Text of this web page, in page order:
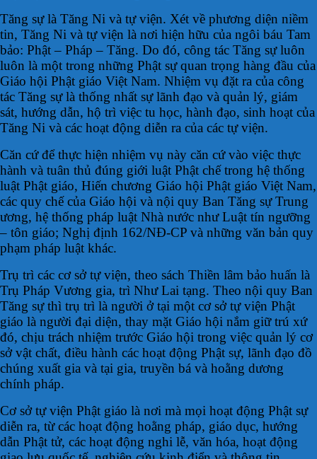
Tăng sự là Tăng Ni và tự viện. Xét về phương diện niềm
tin, Tăng Ni và tự viện là nơi hiện hữu của ngôi báu Tam
bảo: Phật – Pháp – Tăng. Do đó, công tác Tăng sự luôn
luôn là một trong những Phật sự quan trọng hàng đầu của
Giáo hội Phật giáo Việt Nam. Nhiệm vụ đặt ra của công
tác Tăng sự là thống nhất sự lãnh đạo và quản lý, giám
sát, hướng dẫn, hộ trì việc tu học, hành đạo, sinh hoạt của
Tăng Ni và các hoạt động diễn ra của các tự viện.
Căn cứ để thực hiện nhiệm vụ này căn cứ vào việc thực
hành và tuân thủ đúng giới luật Phật chế trong hệ thống
luật Phật giáo, Hiến chương Giáo hội Phật giáo Việt Nam,
các quy chế của Giáo hội và nội quy Ban Tăng sự Trung
ương, hệ thống pháp luật Nhà nước như Luật tín ngưỡng
– tôn giáo; Nghị định 162/NĐ-CP và những văn bản quy
phạm pháp luật khác.
Trụ trì các cơ sở tự viện, theo sách Thiền lâm bảo huấn là
Trụ Pháp Vương gia, trì Như Lai tạng. Theo nội quy Ban
Tăng sự thì trụ trì là người ở tại một cơ sở tự viện Phật
giáo là người đại diện, thay mặt Giáo hội nắm giữ trú xứ
đó, chịu trách nhiệm trước Giáo hội trong việc quản lý cơ
sở vật chất, điều hành các hoạt động Phật sự, lãnh đạo đồ
chúng xuất gia và tại gia, truyền bá và hoằng dương
chính pháp.
Cơ sở tự viện Phật giáo là nơi mà mọi hoạt động Phật sự
diễn ra, từ các hoạt động hoằng pháp, giáo dục, hướng
dẫn Phật tử, các hoạt động nghi lễ, văn hóa, hoạt động